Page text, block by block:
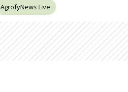
AgrofyNews Live